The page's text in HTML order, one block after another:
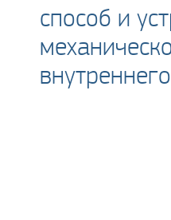
способ и